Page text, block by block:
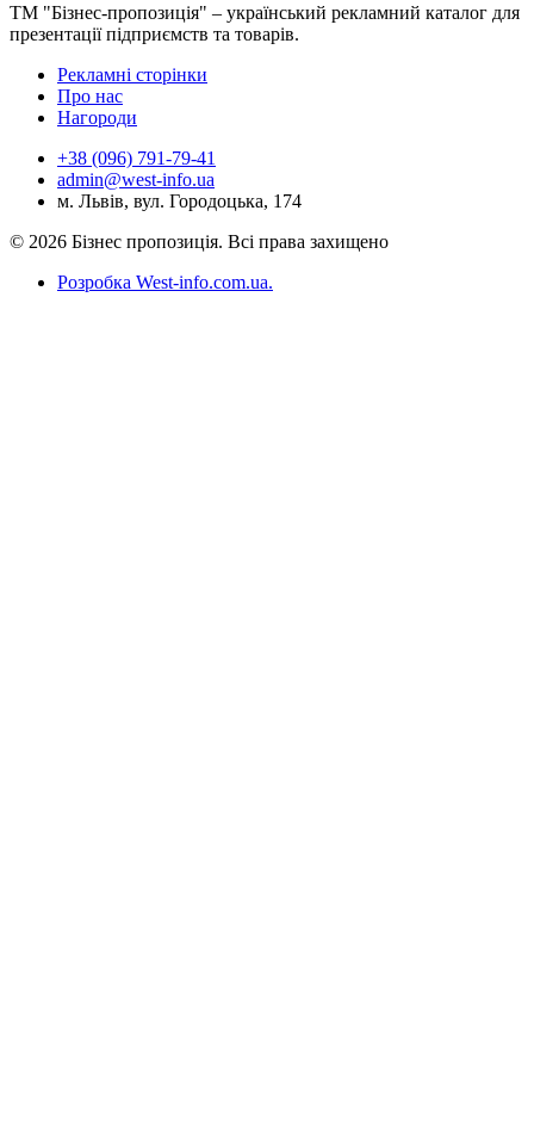
ТМ "Бізнес-пропозиція" – український рекламний каталог для
презентації підприємств та товарів.
Рекламні сторінки
Про нас
Нагороди
+38 (096) 791-79-41
admin@west-info.ua
м. Львів, вул. Городоцька, 174
© 2026 Бізнес пропозиція. Всі права захищено
Розробка West-info.com.ua.